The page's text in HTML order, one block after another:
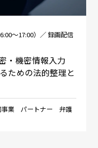
～17:00）／ 録画配信
・機密情報入力
ための法的整理と
事業 パートナー 弁護